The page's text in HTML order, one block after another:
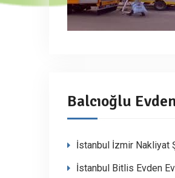
Balcıoğlu
İstanbul İzmir Nakliyat
İstanbul Bitlis Evden